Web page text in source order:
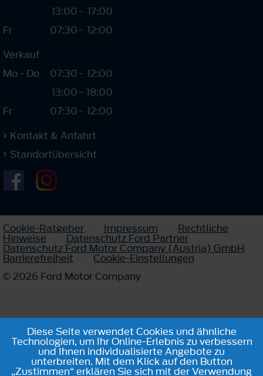
13:00- 17:00
Fr
07:30- 12:00
Verkauf
Mo - Do
07:30
13:00
-
-
12:00
18:00
Fr
07:30- 12:00
Kontakt & Anfahrt
Standortübersicht
Cookie-Ratgeber Impressum Rechtliche
Hinweise Datenschutz Ford Partner
Datenschutz Ford Motor Company (Austria) GmbH
Barrierefreiheit
Cookie-Einstellungen
© 2026 Ford Motor Company
Diese Seite verwendet Cookies und ähnliche
Technologien, um Ihr Online-Erlebnis zu verbessern
und Ihnen individualisierte Angebote zu
unterbreiten. Mit dem Klick auf den Button
„Zustimmen“ erklären Sie sich mit der Verwendung